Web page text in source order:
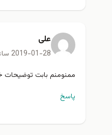
علی
2019-01-28 ساعت 12:47
ممنومنم بابت توضیحات
پاسخ